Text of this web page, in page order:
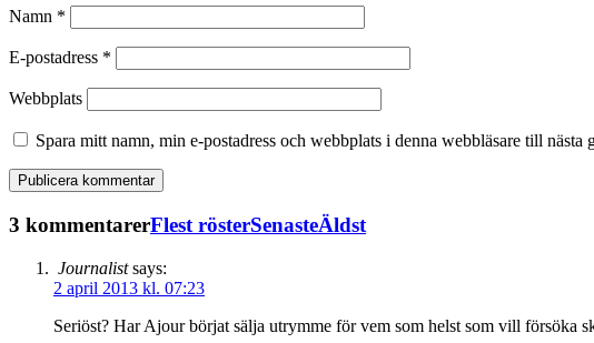
Namn *
E-postadress *
Webbplats
Spara mitt namn, min e-postadress och webbplats i denna webbläsare till nästa
3 kommentarerFlest rösterSenasteÄldst
Journalist says:
2 april 2013 kl. 07:23
Seriöst? Har Ajour börjat sälja utrymme för vem som helst som vill försöka